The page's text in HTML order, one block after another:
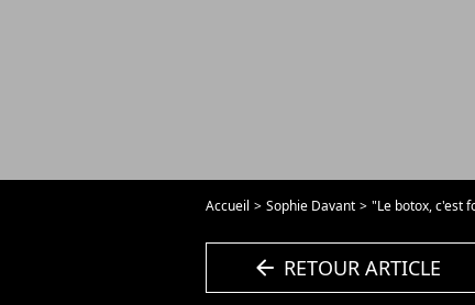
Accueil Sophie Davant "Le botox, c'est
arrow_left RETOUR ARTICLE